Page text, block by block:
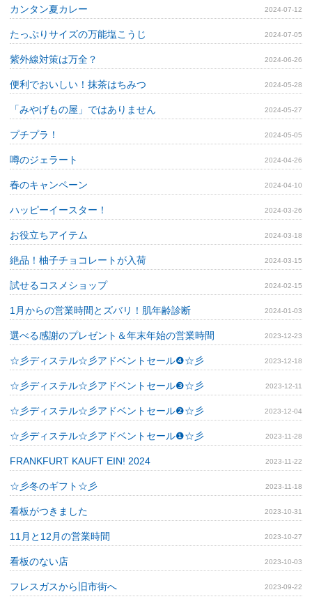
カンタン夏カレー 2024-07-12
たっぷりサイズの万能塩こうじ 2024-07-05
紫外線対策は万全？ 2024-06-26
便利でおいしい！抹茶はちみつ 2024-05-28
「みやげもの屋」ではありません 2024-05-27
プチプラ！ 2024-05-05
噂のジェラート 2024-04-26
春のキャンペーン 2024-04-10
ハッピーイースター！ 2024-03-26
お役立ちアイテム 2024-03-18
絶品！柚子チョコレートが入荷 2024-03-15
試せるコスメショップ 2024-02-15
1月からの営業時間とズバリ！肌年齢診断 2024-01-03
選べる感謝のプレゼント＆年末年始の営業時間 2023-12-23
☆彡ディステル☆彡アドベントセール❹☆彡 2023-12-18
☆彡ディステル☆彡アドベントセール❸☆彡 2023-12-11
☆彡ディステル☆彡アドベントセール❷☆彡 2023-12-04
☆彡ディステル☆彡アドベントセール❶☆彡 2023-11-28
FRANKFURT KAUFT EIN! 2024 2023-11-22
☆彡冬のギフト☆彡 2023-11-18
看板がつきました 2023-10-31
11月と12月の営業時間 2023-10-27
看板のない店 2023-10-03
フレスガスから旧市街へ 2023-09-22